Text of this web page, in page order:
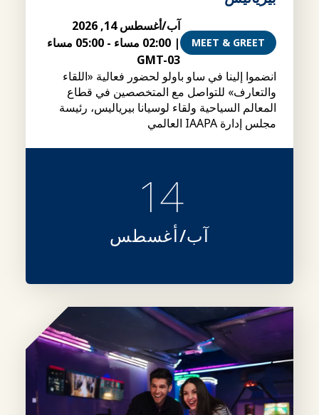
MEET & GREET
آب/أغسطس 14, 2026
| 02:00 مساء -
05:00 مساء
GMT-03
انضموا إلينا في ساو باولو لحضور فعالية «اللقاء
والتعارف» للتواصل مع المتخصصين في قطاع
المعالم السياحية ولقاء لوسيانا بيرياليس، رئيسة
مجلس إدارة IAAPA العالمي
14
آب/أغسطس